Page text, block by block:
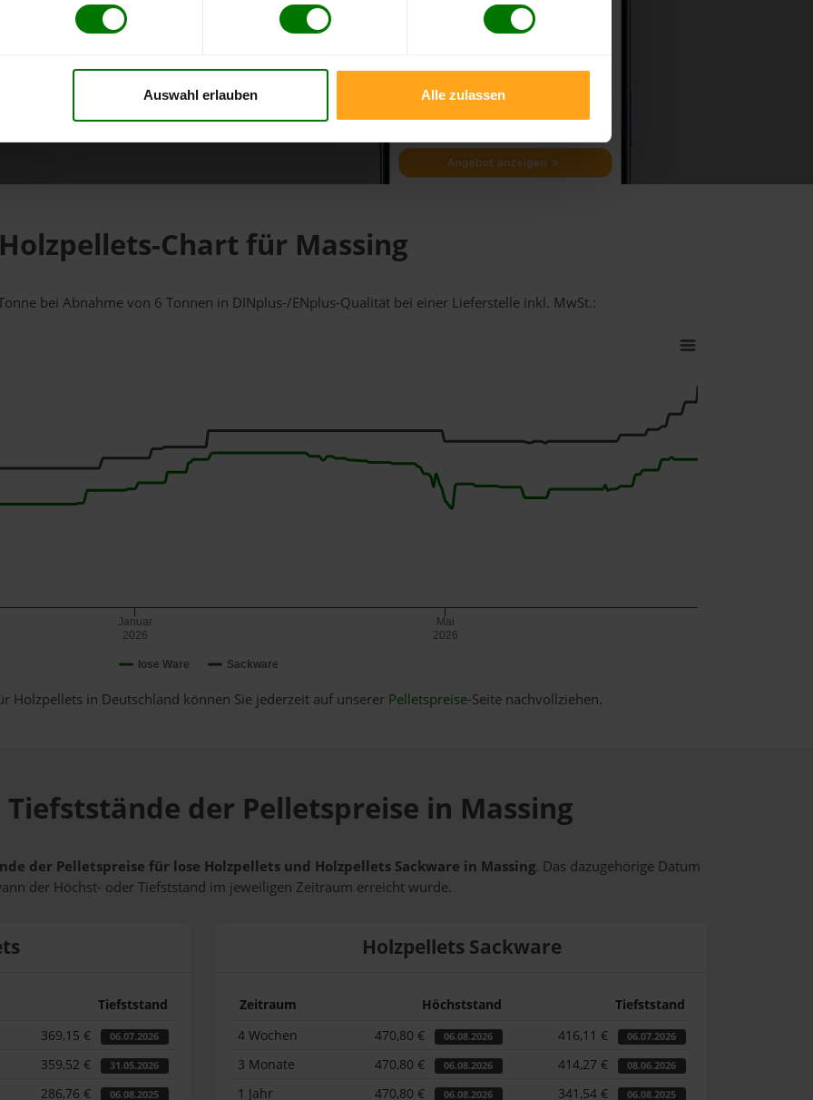
Auswahl erlauben Alle zulassen
Holzpellets-Chart für Massing
bei Abnahmevon 6 Tonnen in DINplus-/ENplus-Qualität bei einer Lieferstelle inkl. MwSt.:
lose Ware Sackware
Januar
2026
Mai
2026
Holzpellets in Deutschland können Sie jederzeit auf unserer Pelletspreise-Seite nachvollziehen.
der Pelletspreise in Massing
der Pelletspreise für lose Holzpellets und Holzpellets Sackware in Massing. Das dazugehörige Datum
der Höchst- oder Tiefststand im jeweiligen Zeitraum erreicht wurde.
Tiefststand
369,15 € 06.07.2026
359,52 € 31.05.2026
286,76 € 06.08.2025
Holzpellets Sackware
Zeitraum Höchststand
Tiefststand
4 Wochen
470,80 € 06.08.2026 416,11 € 06.07.2026
3 Monate 470,80 € 06.08.2026 414,27 € 08.06.2026
1 Jahr 470,80 € 06.08.2026 341,54 € 06.08.2025